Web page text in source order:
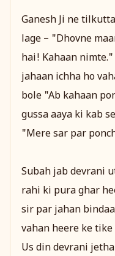
Ganesh Ji ne
lage – "Dhovne
hai! Kahaan
jahaan ichha ho
bole "Ab kahaan
gussa aaya ki kab
"Mere sar par
Subah jab devrani
rahi ki pura ghar
sir par jahan
vahan heere ke
Us din devrani